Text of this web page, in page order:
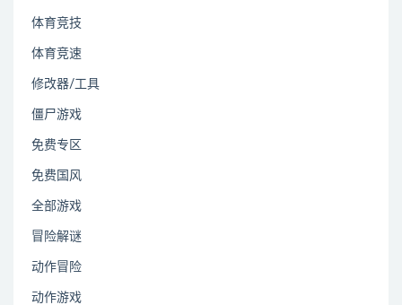
体育竞技
体育竞速
修改器/工具
僵尸游戏
免费专区
免费国风
全部游戏
冒险解谜
动作冒险
动作游戏